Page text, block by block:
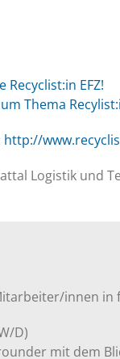
Recyclist:in EFZ!
Thema
http://
Logistik und
innen in
D)
mit dem